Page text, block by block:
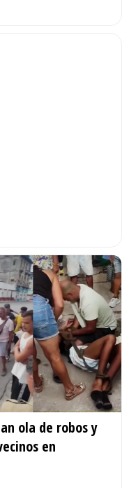
ola de robos y
en